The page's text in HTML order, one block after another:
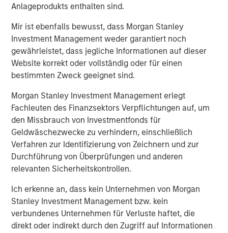
Anlageprodukts enthalten sind.
Mir ist ebenfalls bewusst, dass Morgan Stanley
Investment Management weder garantiert noch
gewährleistet, dass jegliche Informationen auf dieser
Website korrekt oder vollständig oder für einen
bestimmten Zweck geeignet sind.
Morgan Stanley Investment Management erlegt
Fachleuten des Finanzsektors Verpflichtungen auf, um
den Missbrauch von Investmentfonds für
Geldwäschezwecke zu verhindern, einschließlich
Verfahren zur Identifizierung von Zeichnern und zur
Durchführung von Überprüfungen und anderen
relevanten Sicherheitskontrollen.
Ich erkenne an, dass kein Unternehmen von Morgan
Stanley Investment Management bzw. kein
verbundenes Unternehmen für Verluste haftet, die
direkt oder indirekt durch den Zugriff auf Informationen
Fusion, a leading provider of integrated cloud solutions to
small, medium and large businesses, is the industry's
single source for the cloud. Fusion's advanced,
proprietary cloud service platform enables the integration
of leading edge solutions in the cloud, including cloud
communications, contact center, cloud connectivity and
cloud computing. Fusion's innovative, yet proven cloud
solutions lower our customers' cost of ownership, and
deliver new levels of security, flexibility, scalability and
speed of deployment. For more information, please visit
www.fusionconnect.com/.
About Morgan Stanley Credit Partners
Morgan Stanley Credit Partners, part of Morgan Stanley
Investment Management, invests in corporate debt
securities issued by middle market companies. Morgan
Stanley Credit Partners’ investment team, based in New
York, focuses on deploying capital in North America and